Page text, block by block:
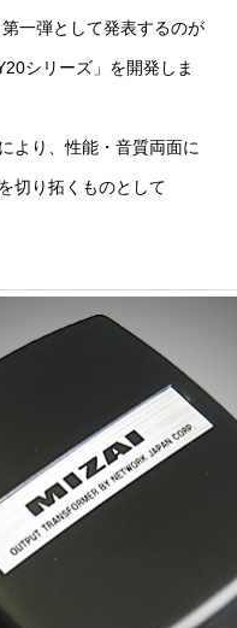
一弾として発表するのが
シリーズ」を開発しま
より、性能・音質両面に
切り拓くものとして